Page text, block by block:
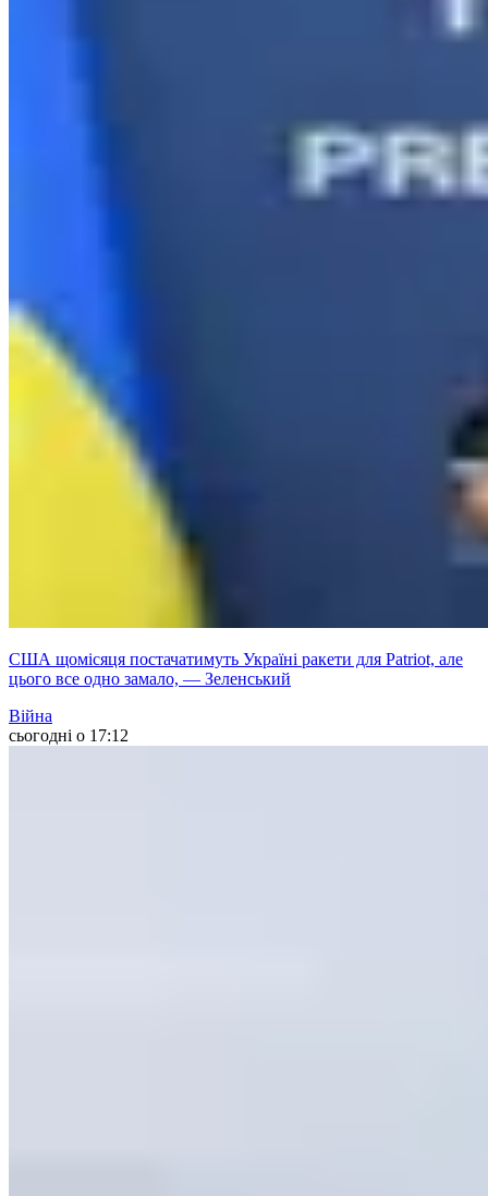
США щомісяця постачатимуть Україні ракети для Patriot, але
цього все одно замало, — Зеленський
Війна
сьогодні о 17:12